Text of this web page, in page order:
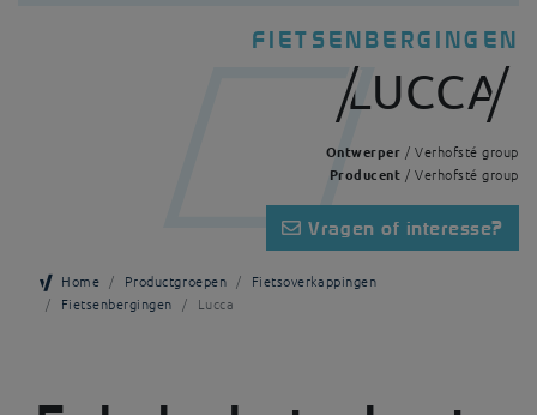
FIETSENBERGINGEN
LUCCA
Ontwerper / Verhofsté group
Producent / Verhofsté group
Vragen of interesse?
Home Productgroepen
Fietsoverkappingen
Fietsenbergingen
Lucca